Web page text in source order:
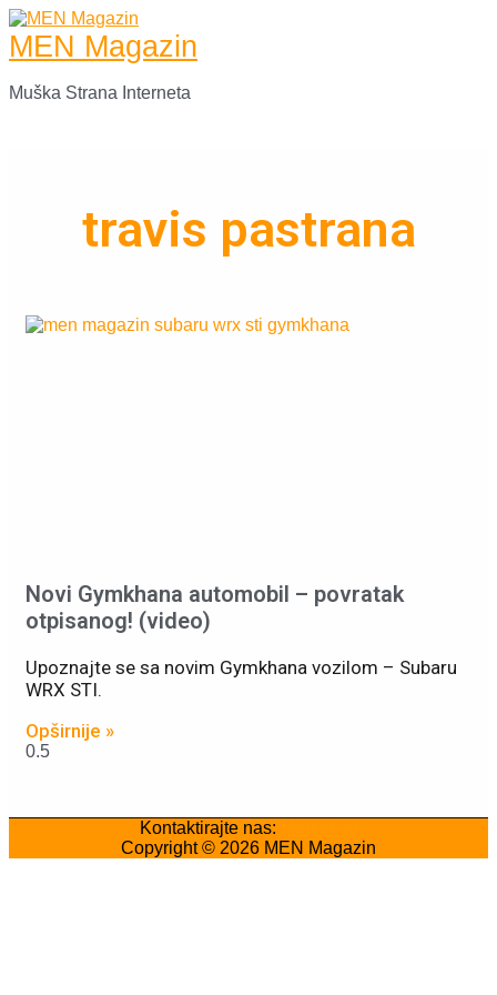
MEN Magazin
Muška Strana Interneta
travis pastrana
Novi Gymkhana automobil – povratak
otpisanog! (video)
Upoznajte se sa novim Gymkhana vozilom – Subaru
WRX STI.
Opširnije »
Kontaktirajte nas:
Copyright © 2026 MEN Magazin